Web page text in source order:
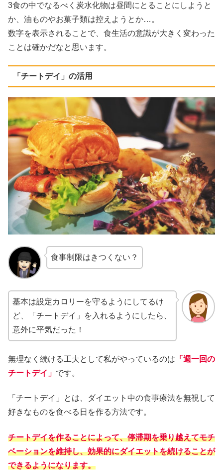
3食の中でなるべく炭水化物は昼間にとることにしようと
か、油ものやお菓子類は控えようとか…。
数字を表示されることで、食生活の意識が大きく変わった
ことは確かだなと思います。
「チートデイ」の活用
食事制限はきつくない？
基本は設定カロリーを守るようにしてるけ
ど、
「チートデイ」を入れるようにしたら、
意外に平気だった！
無理なく続ける工夫として私がやっているのは 「週一回の
チートデイ」 です。
「チートデイ」とは、ダイエット中の食事療法を無視して
好きなものを食べる日を作る方法です。
チートデイを作ることによって、停滞期を乗り越えてモチ
ベーションを維持し、効果的にダイエットを続けることが
できるようになります。